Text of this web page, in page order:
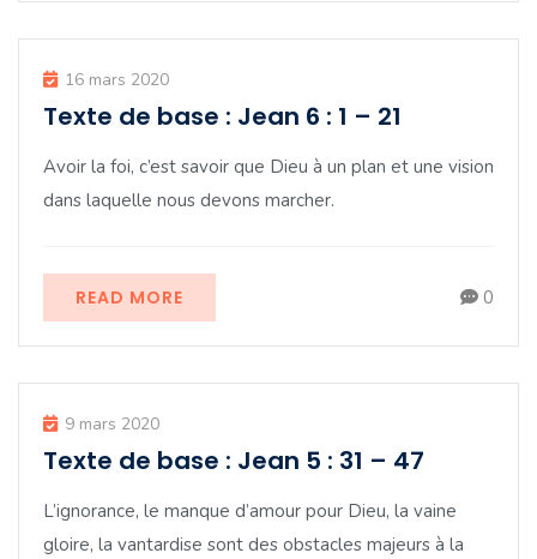
16 mars 2020
Texte de base : Jean 6 : 1 – 21
Avoir la foi, c’est savoir que Dieu à un plan et une vision
dans laquelle nous devons marcher.
READ MORE 0
9 mars 2020
Texte de base : Jean 5 : 31 – 47
L’ignorance, le manque d’amour pour Dieu, la vaine
gloire, la vantardise sont des obstacles majeurs à la